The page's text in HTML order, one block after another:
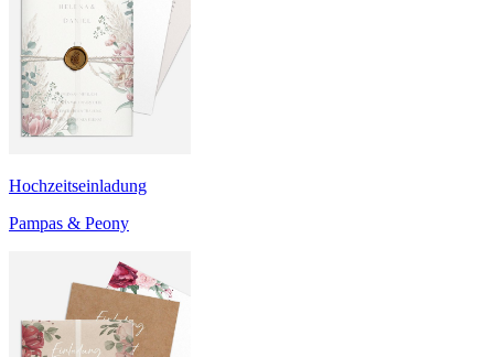
Hochzeitseinladung
Pampas & Peony